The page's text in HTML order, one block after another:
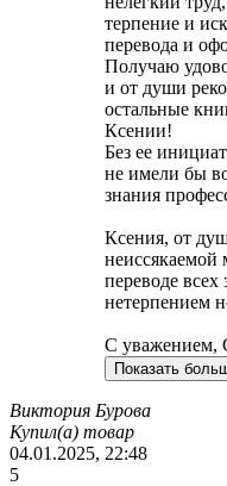
терпение и
перевода и
Получаю
и от души
остальные
Ксении!
Без ее
не имели бы
знания
Ксения, от
неиссякаемой
переводе
нетерпением
С уважением,
Показать
Виктория Бурова
Купил(а) товар
04.01.2025, 22:48
5